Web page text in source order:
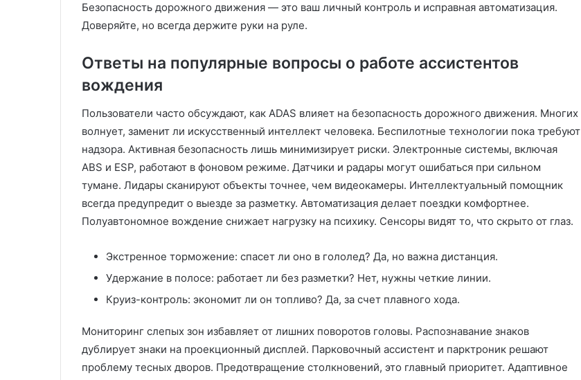
Безопасность дорожного движения — это ваш личный контроль и исправная автоматизация.
Доверяйте, но всегда держите руки на руле.
Ответы на популярные вопросы о работе ассистентов
вождения
Пользователи часто обсуждают, как ADAS влияет на безопасность дорожного движения. Многих
волнует, заменит ли искусственный интеллект человека. Беспилотные технологии пока требуют
надзора. Активная безопасность лишь минимизирует риски. Электронные системы, включая
ABS и ESP, работают в фоновом режиме. Датчики и радары могут ошибаться при сильном
тумане. Лидары сканируют объекты точнее, чем видеокамеры. Интеллектуальный помощник
всегда предупредит о выезде за разметку. Автоматизация делает поездки комфортнее.
Полуавтономное вождение снижает нагрузку на психику. Сенсоры видят то, что скрыто от глаз.
Экстренное торможение: спасет ли оно в гололед? Да, но важна дистанция.
Удержание в полосе: работает ли без разметки? Нет, нужны четкие линии.
Круиз-контроль: экономит ли он топливо? Да, за счет плавного хода.
Мониторинг слепых зон избавляет от лишних поворотов головы. Распознавание знаков
дублирует знаки на проекционный дисплей. Парковочный ассистент и парктроник решают
проблему тесных дворов. Предотвращение столкновений, это главный приоритет. Адаптивное